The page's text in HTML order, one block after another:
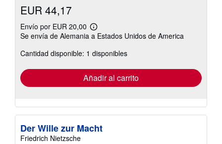
EUR 44,17
Envío por EUR 20,00
Más
información
las
tarifas
envío
Se envía de Alemania a Estados Unidos de America
Cantidad disponible: 1 disponibles
Añadir al carrito
Der Wille zur Macht
Friedrich Nietzsche